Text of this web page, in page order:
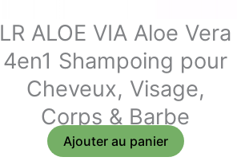
LR ALOE VIA Aloe Vera
4en1 Shampoing pour
Cheveux, Visage,
Corps & Barbe
Ajouter au panier